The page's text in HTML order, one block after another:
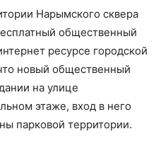
Нарымского сквера
общественный
ресурсе городской
новый общественный
на улице
этаже, вход в него
парковой территории.